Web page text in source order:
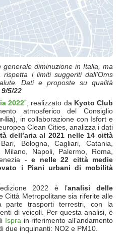
diminuzione in Italia, ma
i limiti suggeriti dall’Oms
Dati e proposte su qualità
9/5/22
2022” , realizzato da Kyoto Club
atmosferico del Consiglio
Iia), in collaborazione con Isfort e
Clean Cities, analizza i dati
dell’aria al 2021 nelle 14 città
Bologna, Cagliari, Catania,
Napoli, Palermo, Roma,
-e nelle 22 città medie
i Piani urbani di mobilità
2022 è l’analisi delle
Città Metropolitane sia riferite alle
parte trasporti terrestri, con la
di veicoli. Per questa analisi, è
Ispra in riferimento all’andamento
due inquinanti: NO2 e PM10.